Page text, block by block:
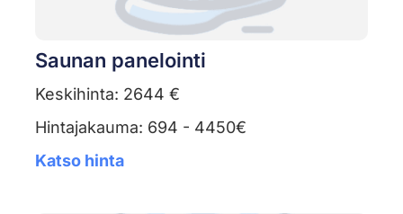
Saunan panelointi
Keskihinta: 2644 €
Hintajakauma: 694 - 4450€
Katso hinta